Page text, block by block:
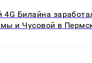
4G Билайна
и Чусовой в